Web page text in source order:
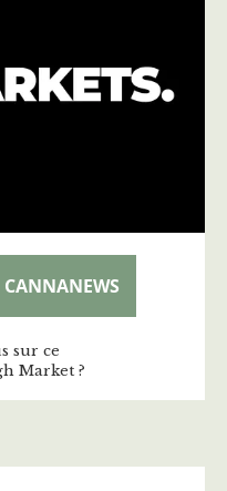
sur ce
Market ?